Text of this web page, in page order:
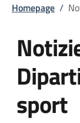
Homepage /
sport